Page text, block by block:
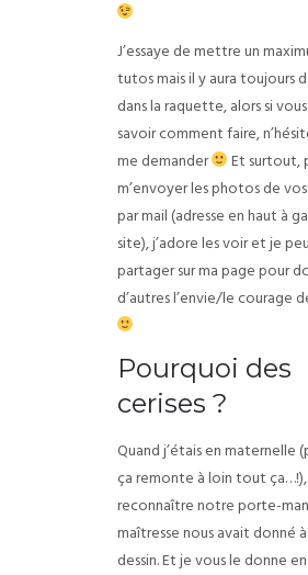
J’essaye de mettre un
tutos mais il y aura toujours
dans la raquette, alors si
savoir comment faire,
me demander
Et surtout,
m’envoyer les photos de
par mail (adresse en haut à
site), j’adore les voir et je
partager sur ma page pour
d’autres l’envie/le courage
Pourquoi des
cerises ?
Quand j’étais en maternelle
ça remonte à loin tout
reconnaître notre porte-
maîtresse nous avait donné
dessin. Et je vous le donne